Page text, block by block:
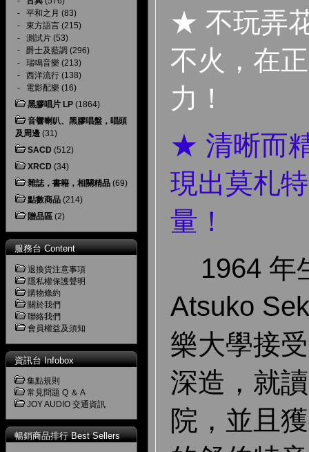
- 平和之月 (83)
- 東方語言 (215)
- 測試片 (53)
- 爵士及藍調 (296)
- 瑞鳴音樂 (213)
- 西洋流行 (138)
- 電影配樂 (16)
黑膠唱片 LP (1864)
音響喇叭、黑膠唱盤，唱頭
及周邊 (31)
SACD (512)
XRCD (34)
雜誌，書籍，相關精品 (69)
點數商品 (214)
贈品區 (2)
服務台 Content
退換貨注意事項
隱私權保護聲明
購物條約
關於我們
聯絡我們
會員權益及須知
資訊台 Infobox
集點規則
常見問題 Q ＆ A
JOY AUDIO 交通資訊
暢銷商品排行 Best Sellers
★ 不玩弄
不火，在
力！
★ 清晰而
現出莫札
量！
1964 年
Atsuko
樂大學接
深造，就
院，並且